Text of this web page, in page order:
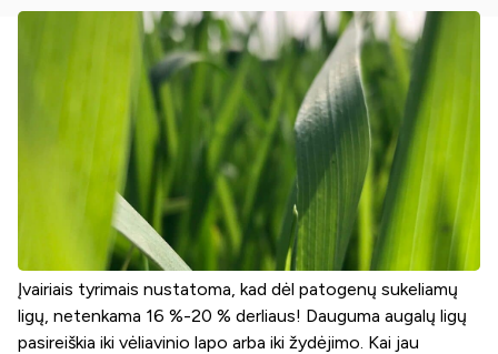
Įvairiais tyrimais nustatoma, kad dėl patogenų sukeliamų
ligų, netenkama 16 %-20 % derliaus! Dauguma augalų ligų
pasireiškia iki vėliavinio lapo arba iki žydėjimo. Kai jau